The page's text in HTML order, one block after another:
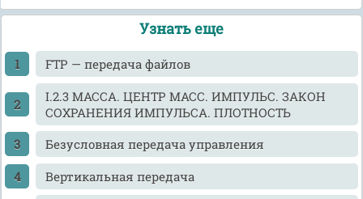
Узнать еще
FTP — передача файлов
I.2.3 МАССА. ЦЕНТР МАСС. ИМПУЛЬС. ЗАКОН
СОХРАНЕНИЯ ИМПУЛЬСА. ПЛОТНОСТЬ
Безусловная передача управления
Вертикальная передача